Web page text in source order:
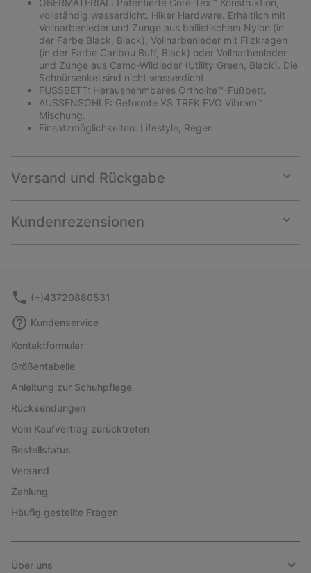
vollständig wasserdicht. Hiker Hardware. Erhältlich mit
Vollnarbenleder und Zunge aus ballistischem Nylon (in
der Farbe Black, Black), Vollnarbenleder mit Filzkragen
(in der Farbe Caribou Buff, Black) oder Vollnarbenleder
und Zunge aus Camo-Wildleder (Utility Green, Black). Die
Schnürsenkel sind nicht wasserdicht.
FUSSBETT: Herausnehmbares Ortholite™-Fußbett.
AUSSENSOHLE: Geformte XS TREK EVO Vibram™
Mischung.
Einsatzmöglichkeiten: Lifestyle, Regen
Versand und Rückgabe
or
Kundenrezensionen
or
(+)43720880531
Kundenservice
Kontaktformular
Größentabelle
Anleitung zur Schuhpflege
Rücksendungen
Vom Kaufvertrag zurücktreten
Bestellstatus
Versand
Zahlung
Häufig gestellte Fragen
Über uns